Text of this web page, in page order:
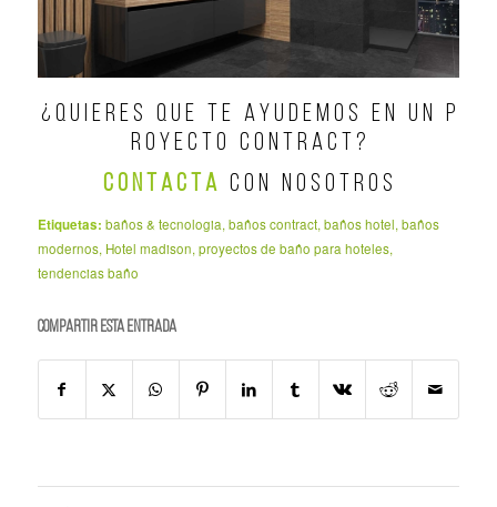
¿ Q U I E R E S Q U E T E A Y U D E M O S E N U N P
R O Y E C T O C O N T R A C T ?
C O N T A C T AC O N N O S O T R O S
Etiquetas: baños & tecnologia, baños contract, baños hotel, baños
modernos, Hotel madison, proyectos de baño para hoteles,
tendencias baño
Compartir esta entrada